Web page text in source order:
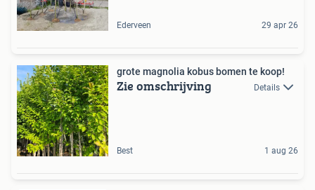
Ederveen 29 apr 26
grote magnolia kobus bomen te koop!
Zie omschrijving Details
Best 1 aug 26